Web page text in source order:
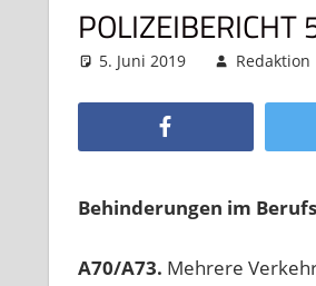
5. Juni 2019 Redaktion
Behinderungen im
A70/A73. Mehrere